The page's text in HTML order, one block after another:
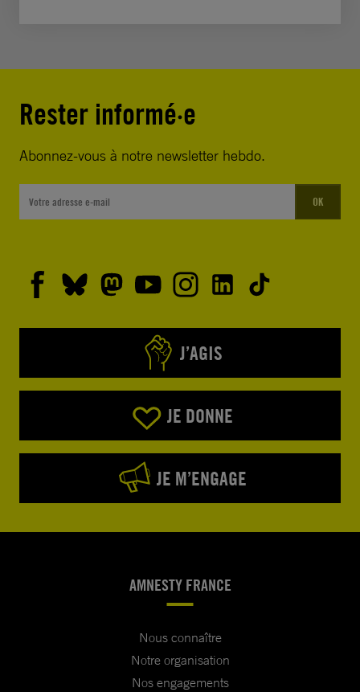
Rester informé·e
Abonnez-vous à notre newsletter hebdo.
OK
J’AGIS
JE DONNE
JE M’ENGAGE
AMNESTY FRANCE
Nous connaître
Notre organisation
Nos engagements